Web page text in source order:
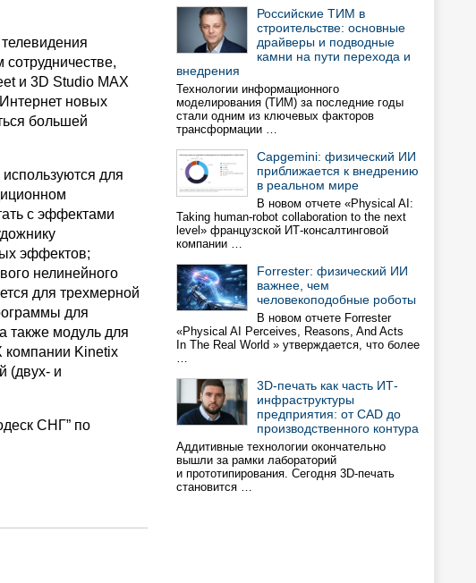
и 3D Studio MAX
новых
большей
для
с эффектами
эффектов;
нелинейного
для трехмерной
для
также модуль для
компании Kinetix
(двух- и
СНГ” по
Российские ТИМ в
строительстве: основные
драйверы и подводные
камни на пути перехода и
внедрения
Технологии информационного
моделирования (ТИМ) за последние годы
стали одним из ключевых факторов
трансформации …
Capgemini: физический ИИ
приближается к внедрению
в реальном мире
В новом отчете «Physical AI:
Taking human-robot collaboration to the next
level» французской ИТ-консалтинговой
компании …
Forrester: физический ИИ
важнее, чем
человекоподобные роботы
В новом отчете Forrester
«Physical AI Perceives, Reasons, And Acts
In The Real World » утверждается, что более
…
3D-печать как часть ИТ-
инфраструктуры
предприятия: от CAD до
производственного контура
Аддитивные технологии окончательно
вышли за рамки лабораторий
и прототипирования. Сегодня 3D-печать
становится …